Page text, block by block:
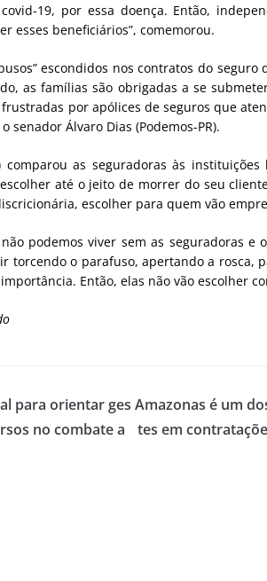
19, por essa doença. Então,
esses beneficiários”, comemorou.
escondidos nos contratos do seguro
as famílias são obrigadas a se
por apólices de seguros que
senador Álvaro Dias (Podemos-PR).
comparou as seguradoras às instituições
até o jeito de morrer do seu
escolher para quem vão
podemos viver sem as seguradoras e
torcendo o parafuso, apertando a rosca,
Então, elas não vão escolher
para orientar ges
no combate a
Amazonas é um
tes em